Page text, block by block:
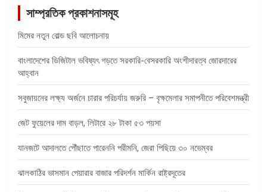
সাম্প্রতিক প্রকাশনাসমূহ
মিমের নতুন বোল্ড ছবি আলোচনায়
বাংলাদেশের ডিজিটাল ভবিষ্যৎ গড়তে সরকারি-বেসরকারি অংশীদারত্ব জোরদারের
আহ্বান
সবুজায়নের লক্ষ্য অর্জনে চারার পরিচর্যায় জরুরি – বৃক্ষমেলার সমাপনীতে পরিবেশমন্ত্রী
জেট ফুয়েলের দাম বাড়ল, লিটারে ২৮ টাকা ৫৩ পয়সা
যানজটে আদালতে পৌঁছাতে পারেননি পরীমনি, জেরা পিছিয়ে ৩০ নভেম্বর
ঝালকাঠির ভাসমান পেয়ারার বাজার পরিদর্শন মার্কিন রাষ্ট্রদূতের